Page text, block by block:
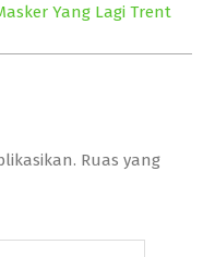
Yang Lagi Trent
Ruas yang